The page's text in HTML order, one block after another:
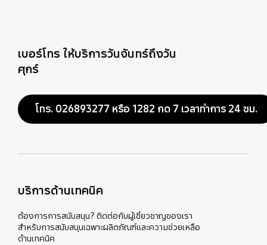
เบอร์โทร ให้บริการวันจันทร์ถึงวัน
ศุกร์
โทร. 026893277 หรือ 1282 กด 7 เวลาทำการ 24 ชม.
บริการด้านเทคนิค
ต้องการการสนับสนุน? ติดต่อกับผู้เชี่ยวชาญของเรา
สำหรับการสนับสนุนเฉพาะผลิตภัณฑ์และความช่วยเหลือ
ด้านเทคนิค